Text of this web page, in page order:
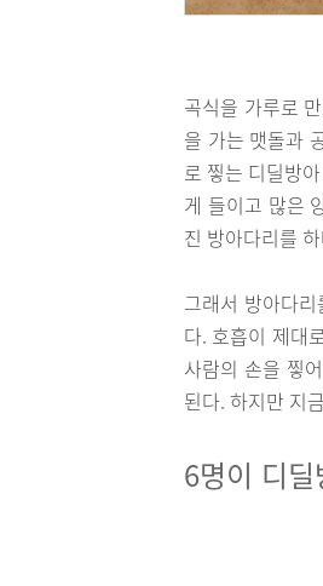
곡식을 가루로
을 가는 맷돌과
로 찧는 디딜방
게 들이고 많은
진 방아다리를
그래서 방아다
다. 호흡이 제대
사람의 손을 찧
된다. 하지만 지
6명이 디